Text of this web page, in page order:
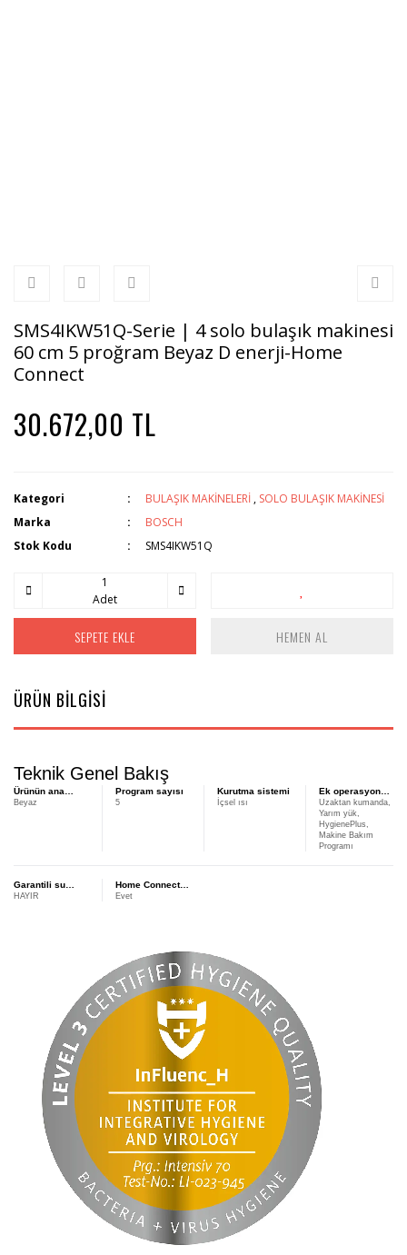
SMS4IKW51Q-Serie | 4 solo bulaşık makinesi
60 cm 5 proğram Beyaz D enerji-Home
Connect
30.672,00 TL
Kategori BULAŞIK MAKİNELERİ , SOLO BULAŞIK MAKİNESİ
Marka
BOSCH
Stok Kodu
SMS4IKW51Q
Adet
SEPETE EKLE HEMEN AL
ÜRÜN BİLGİSİ
Teknik Genel Bakış
Ürünün ana
rengi
Beyaz
Program sayısı
5
Kurutma sistemi
İçsel ısı
Ek operasyonel
seçenekler
Uzaktan kumanda,
Yarım yük,
HygienePlus,
Makine Bakım
Programı
Garantili su
koruması -
HAYIR
Home Connect
ile bağlantılı
Evet